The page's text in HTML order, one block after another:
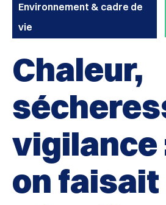
Environnement & cadre de
vie
Chaleur,
vigilance
on faisait